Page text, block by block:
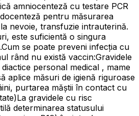
amniocenteză cu testare PCR
pentru măsurarea
nevoie, transfuzie intrauterină.
este suficientă o singura
se poate preveni infecția cu
rând nu există vaccin:Gravidele
personal medical , mame
aplice măsuri de igienă riguroase
purtarea măștii în contact cu
gravidele cu risc
determinarea statusului